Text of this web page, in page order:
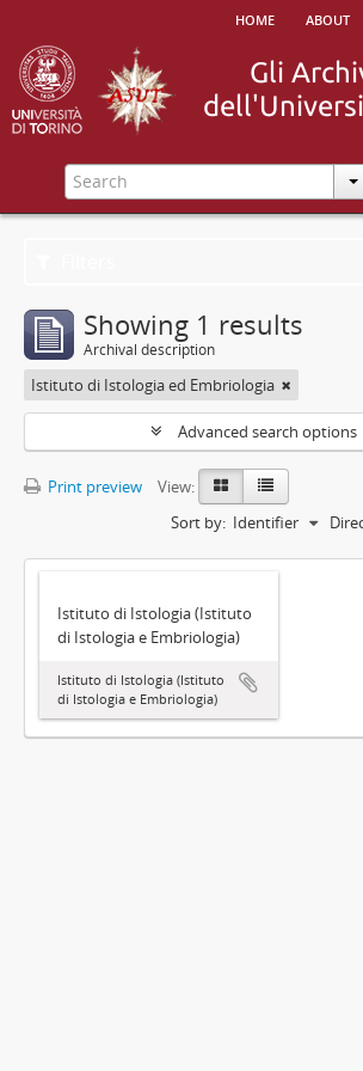
home about
Showing 1 results
Archival description
Istituto di Istologia ed Embriologia
Advanced search options
Print preview
View:
Sort by: Identifier
Istituto di Istologia (Istituto
di Istologia e Embriologia)
Istituto di Istologia (Istituto
di Istologia e Embriologia)